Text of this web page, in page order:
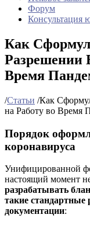
Форум
Консультация
Как
Разрешении
Время
/Статьи /Как
на Работу во Время
Порядок
коронавируса
Унифицированной
настоящий момент
разрабатывать
такие
документации: